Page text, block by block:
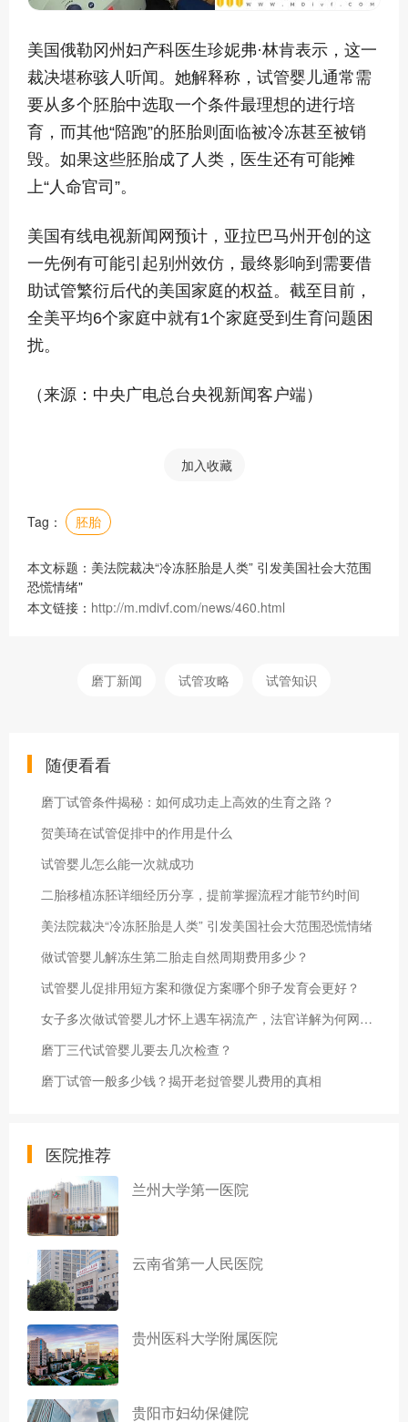
美国俄勒冈州妇产科医生珍妮弗·林肯表示，这一
裁决堪称骇人听闻。她解释称，试管婴儿通常需
要从多个胚胎中选取一个条件最理想的进行培
育，而其他“陪跑”的胚胎则面临被冷冻甚至被销
毁。如果这些胚胎成了人类，医生还有可能摊
上“人命官司”。
美国有线电视新闻网预计，亚拉巴马州开创的这
一先例有可能引起别州效仿，最终影响到需要借
助试管繁衍后代的美国家庭的权益。截至目前，
全美平均6个家庭中就有1个家庭受到生育问题困
扰。
（来源：中央广电总台央视新闻客户端）
加入收藏
Tag： 胚胎
本文标题：美法院裁决“冷冻胚胎是人类” 引发美国社会大范围
恐慌情绪"
本文链接： http://m.mdivf.com/news/460.html
磨丁新闻 试管攻略 试管知识
随便看看
磨丁试管条件揭秘：如何成功走上高效的生育之路？
贺美琦在试管促排中的作用是什么
试管婴儿怎么能一次就成功
二胎移植冻胚详细经历分享，提前掌握流程才能节约时间
美法院裁决“冷冻胚胎是人类” 引发美国社会大范围恐慌情绪
做试管婴儿解冻生第二胎走自然周期费用多少？
试管婴儿促排用短方案和微促方案哪个卵子发育会更好？
女子多次做试管婴儿才怀上遇车祸流产，法官详解为何网约车平台担全责
磨丁三代试管婴儿要去几次检查？
磨丁试管一般多少钱？揭开老挝管婴儿费用的真相
医院推荐
兰州大学第一医院
云南省第一人民医院
贵州医科大学附属医院
贵阳市妇幼保健院